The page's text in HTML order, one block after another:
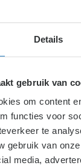
Details
gebruik van
om content
functies voor
te
gebruik van
media,